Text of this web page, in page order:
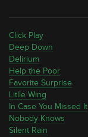
Click Play
Deep Down
Delirium
Help the Poor
Favorite Surprise
Litlle Wing
In Case You Missed It
Nobody Knows
Silent Rain